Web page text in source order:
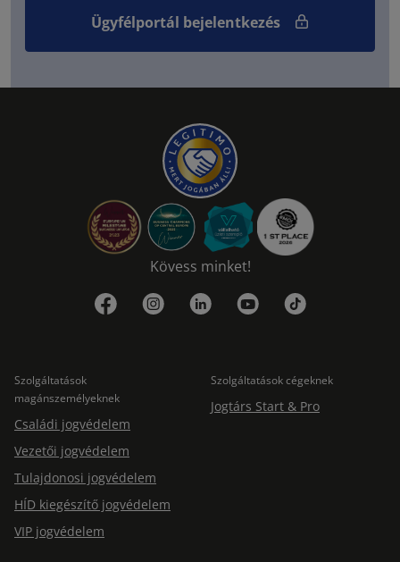
Ügyfélportál bejelentkezés
Kövess minket!
Szolgáltatások
magánszemélyeknek
Családi jogvédelem
Vezetői jogvédelem
Tulajdonosi jogvédelem
HÍD kiegészítő jogvédelem
VIP jogvédelem
Szolgáltatások cégeknek
Jogtárs Start & Pro